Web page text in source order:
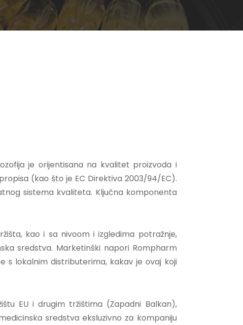
je orijentisana na kvalitet proizvoda i
(kao što je EC Direktiva 2003/94/EC).
sistema kvaliteta. Ključna komponenta
kao i sa nivoom i izgledima potražnje,
sredstva. Marketinški napori Rompharm
s lokalnim distributerima, kakav je ovaj koji
EU i drugim tržištima (Zapadni Balkan),
sredstva eksluzivno za kompaniju